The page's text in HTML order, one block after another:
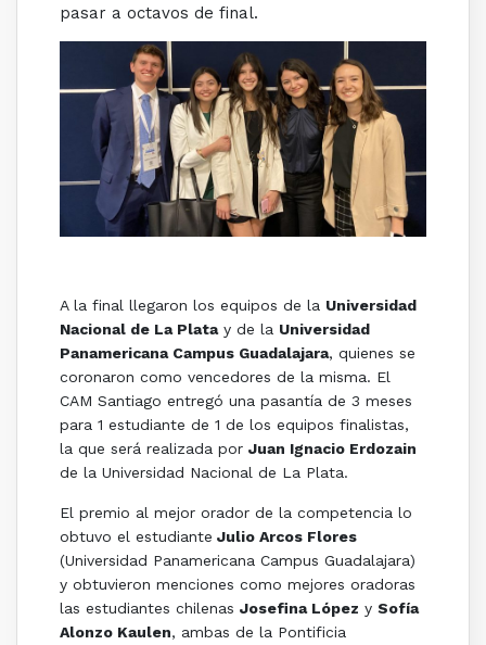
pasar a octavos de final.
A la final llegaron los equipos de la Universidad
Nacional de La Platay de la Universidad
Panamericana Campus Guadalajara, quienes se
coronaron como vencedores de la misma. El
CAM Santiago entregó una pasantía de 3 meses
para 1 estudiante de 1 de los equipos finalistas,
la que será realizada por Juan Ignacio Erdozain
de la Universidad Nacional de La Plata.
El premio al mejor orador de la competencia lo
obtuvo el estudiante Julio Arcos Flores
(Universidad Panamericana Campus Guadalajara)
y obtuvieron menciones como mejores oradoras
las estudiantes chilenas Josefina López y Sofía
Alonzo Kaulen, ambas de la Pontificia